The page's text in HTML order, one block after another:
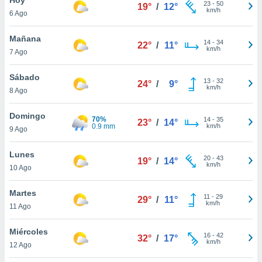
y
en
más
de
6 Ago
19° / 12° 23- 50
km/h
Mañana
7 Ago
22° / 11° 14- 34
km/h
Sábado
8 Ago
24° / 9° 13- 32
km/h
Domingo
9 Ago
70%
0.9 mm
23° / 14° 14- 35
km/h
Lunes
10 Ago
19° / 14° 20- 43
km/h
Martes
11 Ago
29° / 11° 11 - 29
km/h
Miércoles
12 Ago
32° / 17° 16- 42
km/h